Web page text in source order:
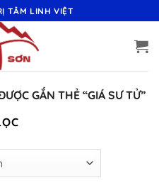
TÂM LINH VIỆT
GẮN THẺ “GIÁ SƯ TỬ”